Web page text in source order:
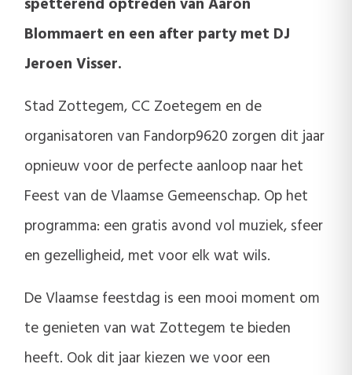
Blommaert en een after party met DJ
Jeroen Visser.
Stad Zottegem, CC Zoetegem en de
organisatoren van Fandorp9620 zorgen dit jaar
opnieuw voor de perfecte aanloop naar het
Feest van de Vlaamse Gemeenschap. Op het
programma: een gratis avond vol muziek, sfeer
en gezelligheid, met voor elk wat wils.
De Vlaamse feestdag is een mooi moment om
te genieten van wat Zottegem te bieden
heeft. Ook dit jaar kiezen we voor een